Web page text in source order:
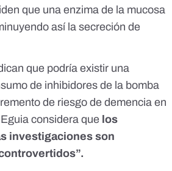
que una enzima de la mucosa
así la secreción de
que podría existir una
de inhibidores de la bomba
de riesgo de demencia en
considera que los
investigaciones son